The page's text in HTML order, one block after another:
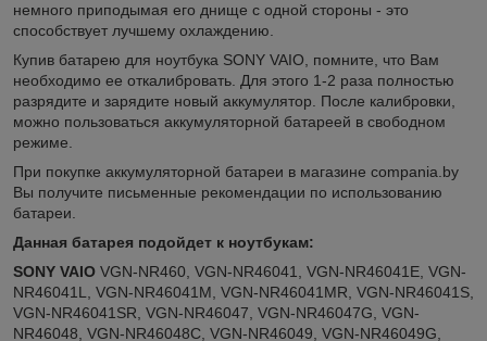
немного приподымая его днище с одной стороны - это
способствует лучшему охлаждению.
Купив батарею для ноутбука SONY VAIO, помните, что Вам
необходимо ее откалибровать. Для этого 1-2 раза полностью
разрядите и зарядите новый аккумулятор. После калибровки,
можно пользоваться аккумуляторной батареей в свободном
режиме.
При покупке аккумуляторной батареи в магазине compania.by
Вы получите письменные рекомендации по использованию
батареи.
Данная батарея подойдет к ноутбукам:
SONY VAIO VGN-NR460, VGN-NR46041, VGN-NR46041E, VGN-
NR46041L, VGN-NR46041M, VGN-NR46041MR, VGN-NR46041S,
VGN-NR46041SR, VGN-NR46047, VGN-NR46047G, VGN-
NR46048, VGN-NR46048C, VGN-NR46049, VGN-NR46049G,